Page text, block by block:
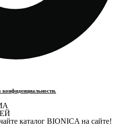
каталог BIONICA на сайте!